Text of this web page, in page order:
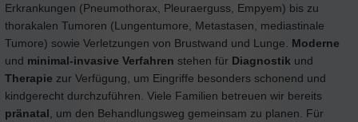
Erkrankungen (Pneumothorax, Pleuraerguss, Empyem) bis zu
thorakalen Tumoren (Lungentumore, Metastasen, mediastinale
Tumore) sowie Verletzungen von Brustwand und Lunge. Moderne
und minimal-invasive Verfahren stehen für Diagnostik und
Therapie zur Verfügung, um Eingriffe besonders schonend und
kindgerecht durchzuführen. Viele Familien betreuen wir bereits
pränatal , um den Behandlungsweg gemeinsam zu planen. Für